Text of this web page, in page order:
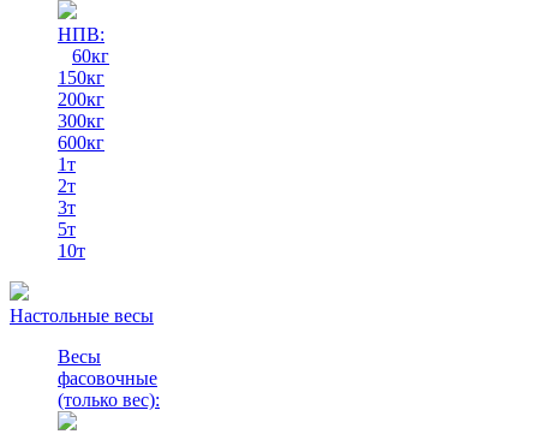
НПВ:
60кг
150кг
200кг
300кг
600кг
1т
2т
3т
5т
10т
Настольные весы
Весы
фасовочные
(только вес):